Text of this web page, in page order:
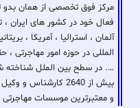
مرکز فوق تخصصی از همان
فعال خود در کشور های ایران ،
آلمان ، استرالیا ، آمریکا ،
المللی در حوزه امور مهاجرتی ،
…. در سطح بین الملل شناخته
بیش از 2640
و معتبرترین موسسات